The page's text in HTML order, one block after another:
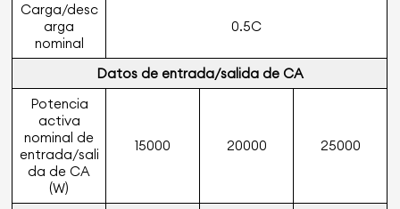
Carga/desc
arga
nominal
0.5C
Datos de entrada/salida de CA
Potencia
activa
nominal de
entrada/sali
da de CA
(W)
15000 20000 25000